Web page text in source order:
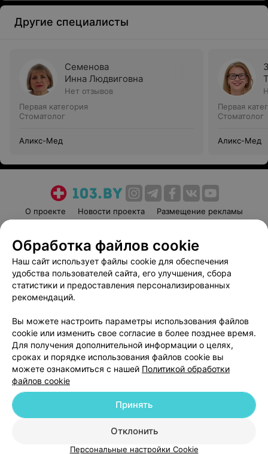
Другие специалисты
Семенова
Инна Людвиговна
Нет отзывов
Первая категория
Стоматолог
Аликс-Мед
Первая
Стоматолог
Аликс-Мед
О проекте Новости проекта
Размещение рекламы
Пользовательское соглашение
Способы оплаты
Вакансии
Партнеры
Написать руководителю 103.by
Обработка персональных данных
© 2026 ООО «Артокс Лаб», УНП 191700409
| 220012, Республика Беларусь,
Служба поддержки +375 291212755
Обработка файлов cookie
Наш сайт использует файлы cookie для обеспечения
удобства пользователей сайта, его улучшения, сбора
статистики и предоставления персонализированных
рекомендаций.
Вы можете настроить параметры использования файлов
cookie или изменить свое согласие в более позднее время.
Для получения дополнительной информации о целях,
сроках и порядке использования файлов cookie вы
можете ознакомиться с нашей Политикой обработки
файлов cookie
Отклонить
Принять
Персональные настройки Cookie